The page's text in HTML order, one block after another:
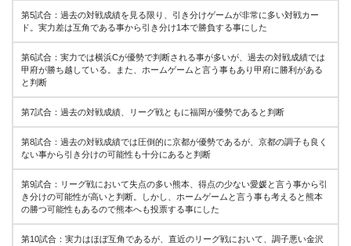
第5試合：過去の対戦成績を見る限り、引き分けゲームが非常に多い対戦カー
ド。実力差は互角である事から引き分け1本で勝負する事にした
第6試合：実力では横浜Cが優勢で判断される事が多いが、過去の対戦成績では
甲府が勝ち越している。また、ホームゲームと言う事もあり甲府に勝利がある
と判断
第7試合：過去の対戦成績、リーグ戦ともに福岡が優勢であると判断
第8試合：過去の対戦成績では圧倒的に京都が優勢であるが、京都の調子も良く
ない事から引き分けの可能性も十分にあると判断
第9試合：リーグ戦において失点の多い熊本、得点の少ない愛媛と言う事から引
き分けの可能性が高いと判断。しかし、ホームゲームと言う事も考えると熊本
の勝つ可能性もあるので熊本へも投票する事にした
第10試合：実力はほぼ互角であるが、直近のリーグ戦において、調子悪い金沢